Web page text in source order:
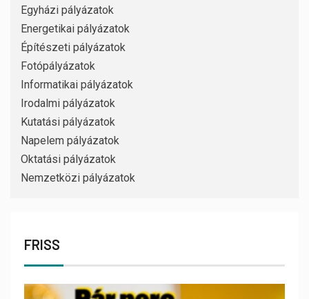
Egyházi pályázatok
Energetikai pályázatok
Építészeti pályázatok
Fotópályázatok
Informatikai pályázatok
Irodalmi pályázatok
Kutatási pályázatok
Napelem pályázatok
Oktatási pályázatok
Nemzetközi pályázatok
FRISS